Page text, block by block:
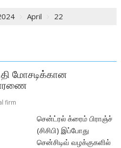
April 22
மோசடிக்கான
firm
சென்ட்ரல் க்ரைம் பிராஞ்ச்
(சிசிபி) இப்போது
சென்சிடிவ் வழக்குகளில்